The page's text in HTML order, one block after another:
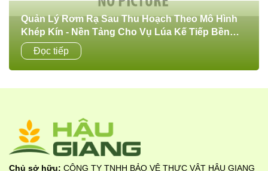
Quản Lý Rơm Rạ Sau Thu Hoạch Theo Mô Hình
Khép Kín - Nền Tảng Cho Vụ Lúa Kế Tiếp Bền
Vững Và An Toàn
Sau mỗi vụ thu hoạch, rơm rạ để lại trên đồng ruộng là
nguồn vật chất hữu cơ rất lớn. Nếu được quản lý đúng
cách, rơm rạ sẽ trở...
Đọc tiếp
Chủ sở hữu: CÔNG TY TNHH BẢO VỆ THỰC VẬT HẬU GIANG